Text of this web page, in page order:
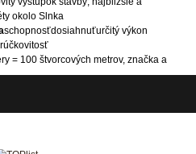
okolo Slnka
schopnosťdosiahnuťurčitý výkon
= 100 štvorcových metrov, značka a